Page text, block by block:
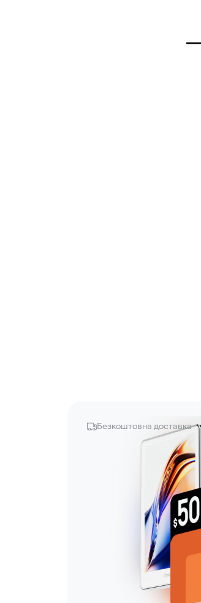
Безкоштовна доставка